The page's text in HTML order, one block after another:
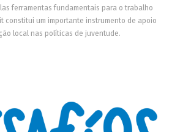
ferramentas fundamentais para o trabalho
constitui um importante instrumento de apoio
local nas políticas de juventude.